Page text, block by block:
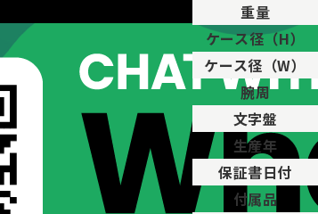
重量
ケース径（H）
ケース径（W）
腕周
文字盤
生産年
保証書日付
付属品